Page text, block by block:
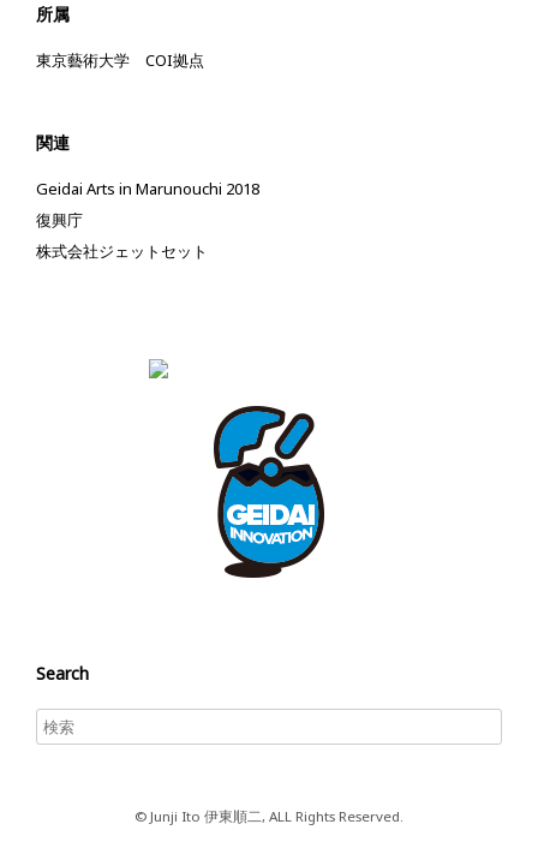
所属
東京藝術大学 COI拠点
関連
Geidai Arts in Marunouchi 2018
復興庁
株式会社ジェットセット
Search
© Junji Ito 伊東順二, ALL Rights Reserved.